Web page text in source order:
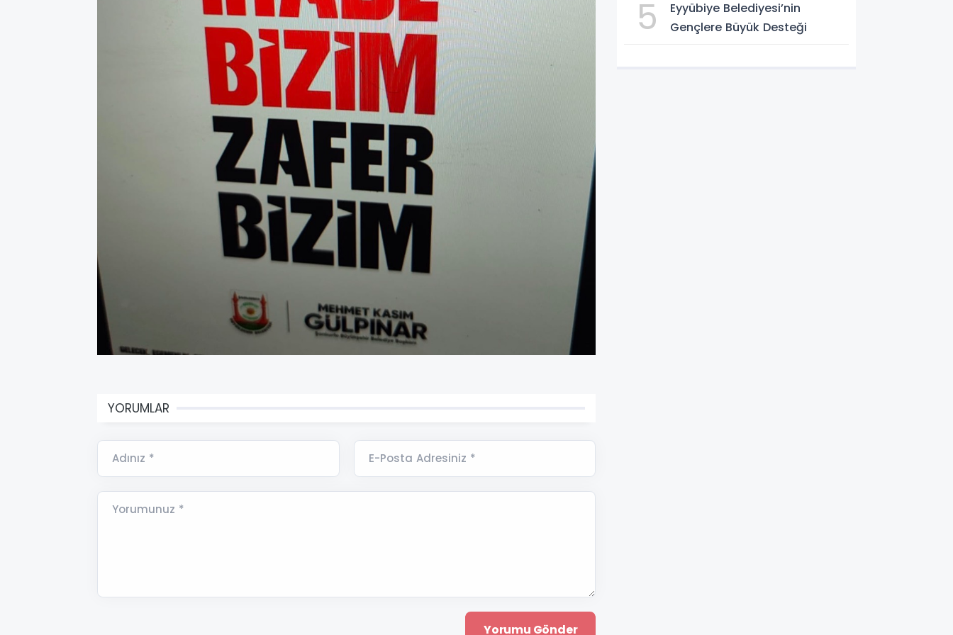
YORUMLAR
Adınız * E-Posta Adresiniz *
Yorumunuz *
5
Eyyübiye Belediyesi’nin
Gençlere Büyük Desteği